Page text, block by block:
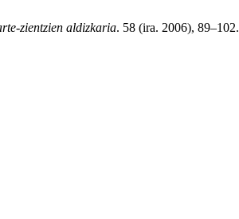
zientzien aldizkaria. 58 (ira. 2006), 89–102.